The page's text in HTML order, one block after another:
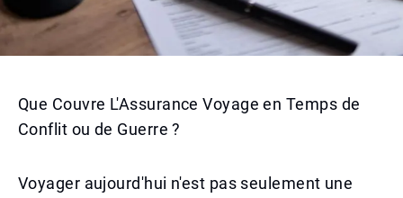
Que Couvre L'Assurance Voyage en Temps de
Conflit ou de Guerre ?
Voyager aujourd'hui n'est pas seulement une